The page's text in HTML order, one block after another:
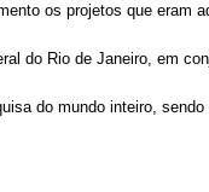
os projetos que eram
do Rio de Janeiro, em
do mundo inteiro,